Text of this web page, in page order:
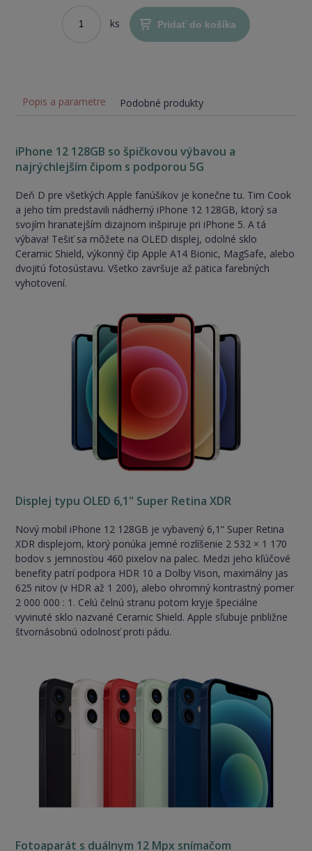
ks Pridať do košíka
Popis a parametre Podobné produkty
iPhone 12 128GB so špičkovou výbavou a
najrýchlejším čipom s podporou 5G
Deň D pre všetkých Apple fanúšikov je konečne tu. Tim Cook
a jeho tím predstavili nádherný iPhone 12 128GB, ktorý sa
svojím hranatejším dizajnom inšpiruje pri iPhone 5. A tá
výbava! Tešiť sa môžete na OLED displej, odolné sklo
Ceramic Shield, výkonný čip Apple A14 Bionic, MagSafe, alebo
dvojitú fotosústavu. Všetko završuje až pätica farebných
vyhotovení.
Displej typu OLED 6,1" Super Retina XDR
Nový mobil iPhone 12 128GB je vybavený 6,1“ Super Retina
XDR displejom, ktorý ponúka jemné rozlíšenie 2 532 × 1 170
bodov s jemnosťou 460 pixelov na palec. Medzi jeho kľúčové
benefity patrí podpora HDR 10 a Dolby Vison, maximálny jas
625 nitov (v HDR až 1 200), alebo ohromný kontrastný pomer
2 000 000 : 1. Celú čelnú stranu potom kryje špeciálne
vyvinuté sklo nazvané Ceramic Shield. Apple sľubuje približne
štvornásobnú odolnosť proti pádu.
Fotoaparát s duálnym 12 Mpx snímačom